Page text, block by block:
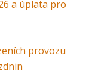
a úplata pro
provozu